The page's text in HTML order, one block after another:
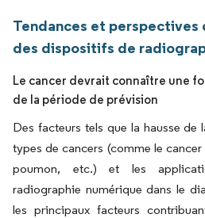
Tendances et perspectives
des dispositifs de
Le cancer devrait connaître une
de la période de prévision
Des facteurs tels que la hausse de
types de cancers (comme le
poumon, etc.) et les
radiographie numérique dans le
les principaux facteurs